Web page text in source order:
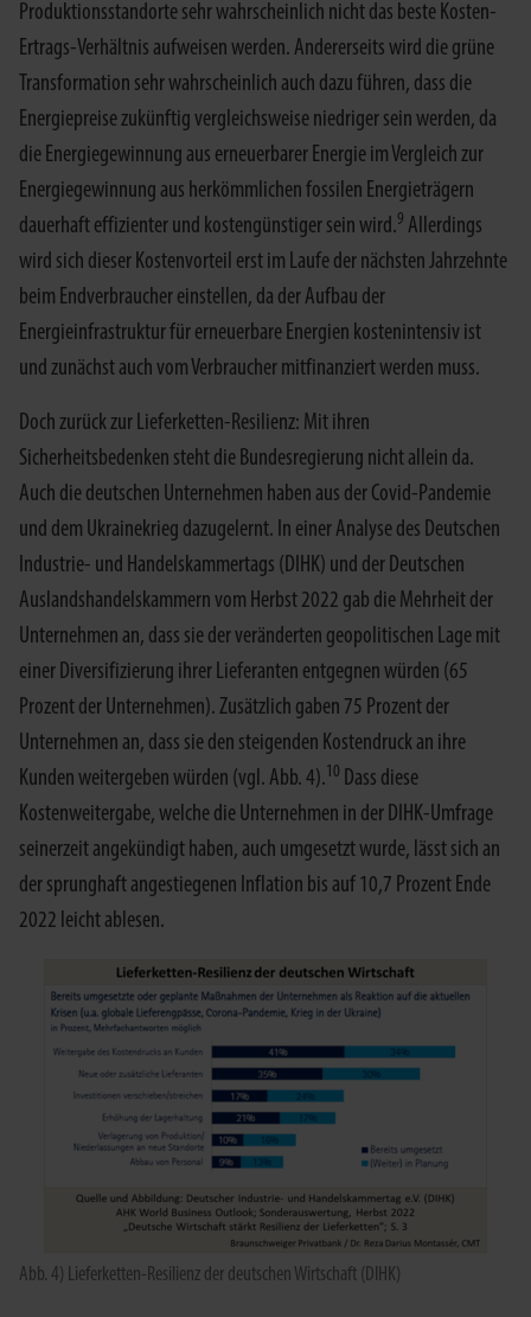
Produktionsstandorte sehr wahrscheinlich nicht das beste Kosten-
Ertrags-Verhältnis aufweisen werden. Andererseits wird die grüne
Transformation sehr wahrscheinlich auch dazu führen, dass die
Energiepreise zukünftig vergleichsweise niedriger sein werden, da
die Energiegewinnung aus erneuerbarer Energie im Vergleich zur
Energiegewinnung aus herkömmlichen fossilen Energieträgern
dauerhaft effizienter und kostengünstiger sein wird.9 Allerdings
wird sich dieser Kostenvorteil erst im Laufe der nächsten Jahrzehnte
beim Endverbraucher einstellen, da der Aufbau der
Energieinfrastruktur für erneuerbare Energien kostenintensiv ist
und zunächst auch vom Verbraucher mitfinanziert werden muss.
Doch zurück zur Lieferketten-Resilienz: Mit ihren
Sicherheitsbedenken steht die Bundesregierung nicht allein da.
Auch die deutschen Unternehmen haben aus der Covid-Pandemie
und dem Ukrainekrieg dazugelernt. In einer Analyse des Deutschen
Industrie- und Handelskammertags (DIHK) und der Deutschen
Auslandshandelskammern vom Herbst 2022 gab die Mehrheit der
Unternehmen an, dass sie der veränderten geopolitischen Lage mit
einer Diversifizierung ihrer Lieferanten entgegnen würden (65
Prozent der Unternehmen). Zusätzlich gaben 75 Prozent der
Unternehmen an, dass sie den steigenden Kostendruck an ihre
Kunden weitergeben würden (vgl. Abb. 4).10 Dass diese
Kostenweitergabe, welche die Unternehmen in der DIHK-Umfrage
seinerzeit angekündigt haben, auch umgesetzt wurde, lässt sich an
der sprunghaft angestiegenen Inflation bis auf 10,7 Prozent Ende
2022 leicht ablesen.
Abb. 4) Lieferketten-Resilienz der deutschen Wirtschaft (DIHK)